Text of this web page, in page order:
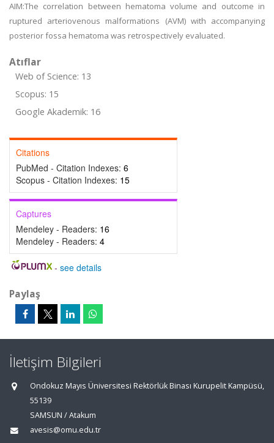
AIM:The correlation between hematoma volume and outcome in
ruptured arteriovenous malformations (AVM) with accompanying
posterior fossa hematoma was retrospectively evaluated.
Atıflar
Web of Science: 13
Scopus: 15
Google Akademik: 16
Citations
PubMed - Citation Indexes: 6
Scopus - Citation Indexes: 15
Captures
Mendeley - Readers: 16
Mendeley - Readers: 4
- see details
Paylaş
İletişim Bilgileri
Ondokuz Mayıs Üniversitesi Rektörlük Binası Kurupelit Kampüsü,
55139
SAMSUN / Atakum
avesis@omu.edu.tr